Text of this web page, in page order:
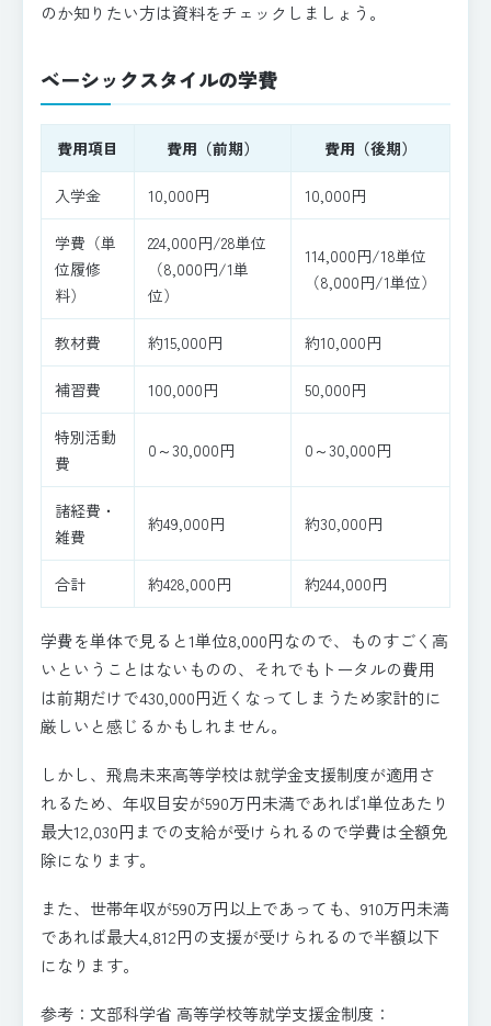
のか知りたい方は資料をチェックしましょう。
ベーシックスタイルの学費
費用項目 費用（前期） 費用（後期）
入学金 10,000円 10,000円
学費（単
位履修
料）
224,000円/28単位
（8,000円/1単
位）
114,000円/18単位
（8,000円/1単位）
教材費 約15,000円 約10,000円
補習費 100,000円 50,000円
特別活動
費
0～30,000円 0～30,000円
諸経費・
雑費
約49,000円 約30,000円
合計 約428,000円 約244,000円
学費を単体で見ると1単位8,000円なので、ものすごく高
いということはないものの、それでもトータルの費用
は前期だけで430,000円近くなってしまうため家計的に
厳しいと感じるかもしれません。
しかし、飛鳥未来高等学校は就学金支援制度が適用さ
れるため、年収目安が590万円未満であれば1単位あたり
最大12,030円までの支給が受けられるので学費は全額免
除になります。
また、世帯年収が590万円以上であっても、910万円未満
であれば最大4,812円の支援が受けられるので半額以下
になります。
参考：文部科学省 高等学校等就学支援金制度：